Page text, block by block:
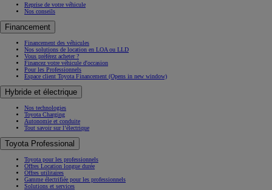
Reprise de votre véhicule
Nos conseils
Financement
Financement des véhicules
Nos solutions de location en LOA ou LLD
Vous préférez acheter ?
Financez votre véhicule d'occasion
Pour les Professionnels
Espace client Toyota Financement (Opens in new window)
Hybride et électrique
Nos technologies
Toyota Charging
Autonomie et conduite
Tout savoir sur l’électrique
Toyota Professional
Toyota pour les professionnels
Offres Location longue durée
Offres utilitaires
Gamme électrifiée pour les professionnels
Solutions et services